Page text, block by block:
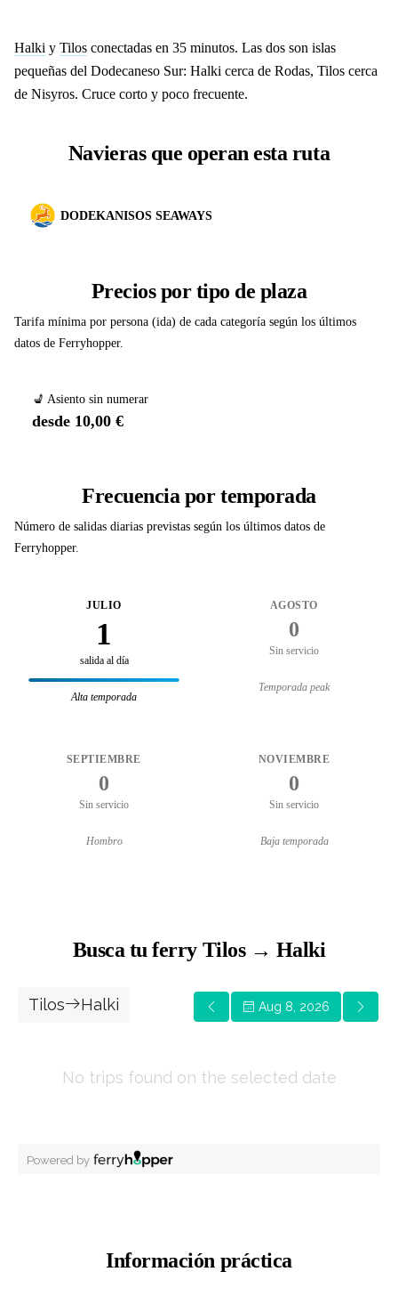
Halki y Tilos conectadas en 35 minutos. Las dos son islas
pequeñas del Dodecaneso Sur: Halki cerca de Rodas, Tilos cerca
de Nisyros. Cruce corto y poco frecuente.
Navieras que operan esta ruta
DODEKANISOS SEAWAYS
Precios por tipo de plaza
Tarifa mínima por persona (ida) de cada categoría según los últimos
datos de Ferryhopper.
💺 Asiento sin numerar
desde 10,00 €
Frecuencia por temporada
Número de salidas diarias previstas según los últimos datos de
Ferryhopper.
JULIO
1
salida al día
Alta temporada
AGOSTO
0
Sin servicio
Temporada peak
SEPTIEMBRE
0
Sin servicio
Hombro
NOVIEMBRE
0
Sin servicio
Baja temporada
Busca tu ferry Tilos → Halki
Información práctica